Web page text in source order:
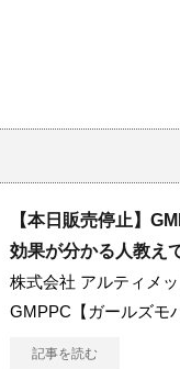
【本日販売停止】
効果が分かる人教え
株式会社 アルティメ
GMPPC【ガールズ
記事を読む